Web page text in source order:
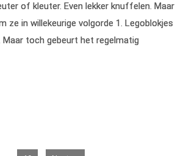
of kleuter. Even lekker knuffelen. Maar
ze in willekeurige volgorde 1. Legoblokjes
toch gebeurt het regelmatig